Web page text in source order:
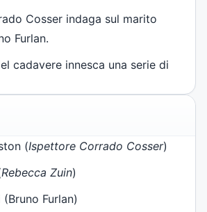
Cosser indaga sul marito
Furlan.
cadavere innesca una serie di
(Ispettore Corrado Cosser)
Rebecca Zuin)
Furlan)